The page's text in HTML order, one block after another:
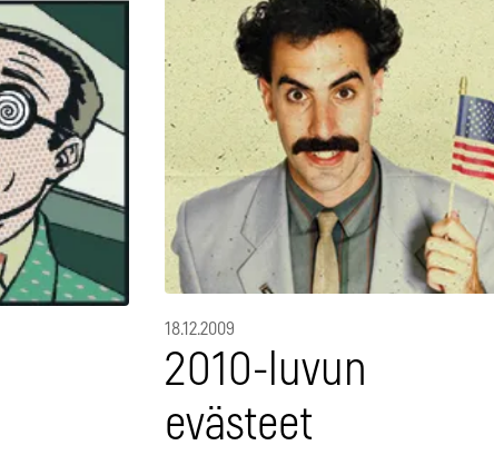
18.12.2009
2010-luvun
evästeet